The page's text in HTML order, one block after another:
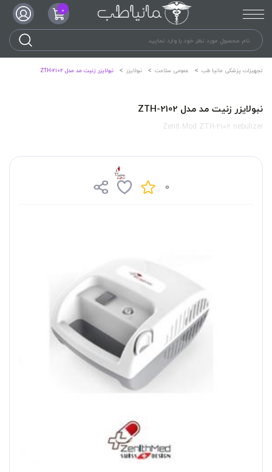
0
تجهیزات پزشکی مانیا طب عمومی سلامت نبولایزر نبولایزر زنیت مد مدل ZTH-2102
نبولایزر زنیت مد مدل ZTH-2102
Zenit Mod ZTH-2102 nebulizer
0